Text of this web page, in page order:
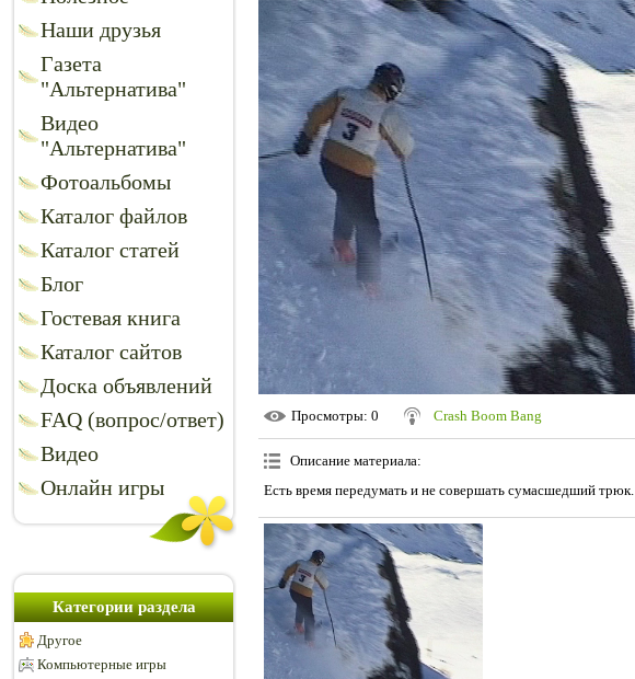
Наши друзья
Газета
"Альтернатива"
Видео
"Альтернатива"
Фотоальбомы
Каталог файлов
Каталог статей
Блог
Гостевая книга
Каталог сайтов
Доска объявлений
FAQ (вопрос/ответ)
Видео
Онлайн игры
Категории раздела
Другое
Компьютерные игры
Просмотры: 0 Crash Boom Bang
Описание материала:
Есть время передумать и не совершать сумасшедший трюк.